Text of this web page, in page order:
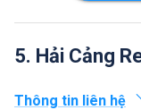
5. Hải Cảng
Thông tin liên hệ